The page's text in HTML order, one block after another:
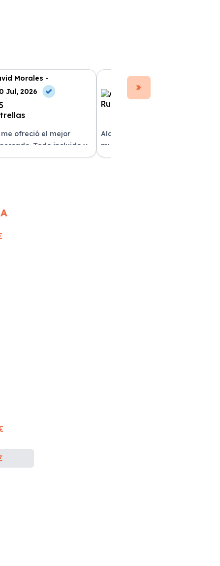
Morales -
Jul, 2026
ofreció el mejor
Todo incluido y
¡Excelente servicio!
Ana Ruiz -
10 May, 2026
Alquilar un coche con Xe
muy sencillo. Tienen una gran
variedad y el trato fue